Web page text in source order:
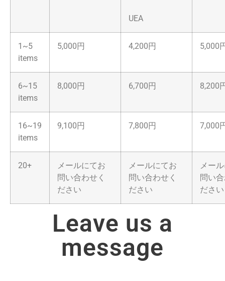
UEA
1~5
items
5,000円 4,200円 5,000
6~15
items
8,000円 6,700円 8,200
16~19
items
9,100円 7,800円 7,000
20+
メールにてお
問い合わせく
ださい
メールにてお
問い合わせく
ださい
メー
問い
ださい
Leave us a
message